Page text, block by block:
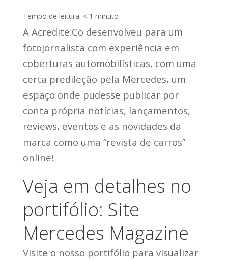
Tempo de leitura: < 1 minuto
A Acredite.Co desenvolveu para um
fotojornalista com experiência em
coberturas automobilísticas, com uma
certa predileção pela Mercedes, um
espaço onde pudesse publicar por
conta própria notícias, lançamentos,
reviews, eventos e as novidades da
marca como uma “revista de carros”
online!
Veja em detalhes no
portifólio: Site
Mercedes Magazine
Visite o nosso portifólio para visualizar